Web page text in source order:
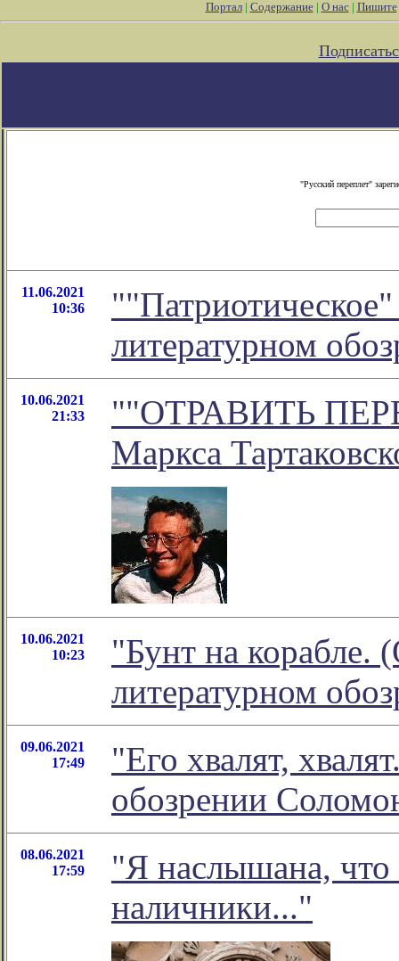
Портал| Содержание| О нас| Пишите
"Русский переплет"
11.06.2021
10:36
литературном
10.06.2021
21:33
""ОТРАВИТЬ
Маркса
10.06.2021
10:23
"Бунт на корабле.
литературном
09.06.2021
17:49
"Его хвалят,
обозрении
08.06.2021
17:59
"Я наслышана, что
наличники..."